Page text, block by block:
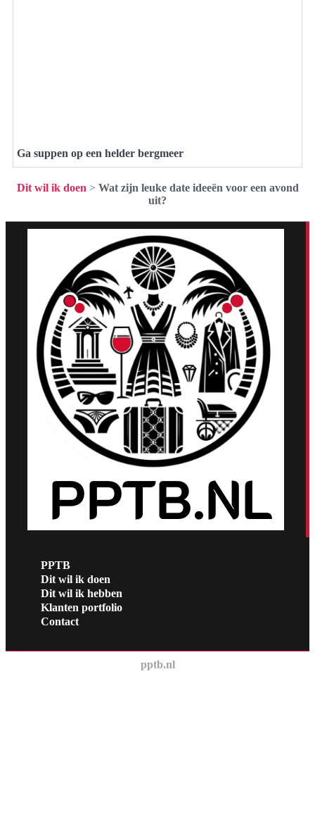
Ga suppen op een helder bergmeer
Dit wil ik doen > Wat zijn leuke date ideeën voor een avond
uit?
PPTB
Dit wil ik doen
Dit wil ik hebben
Klanten portfolio
Contact
pptb.nl